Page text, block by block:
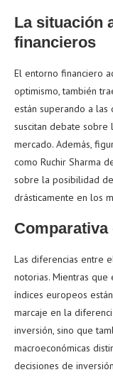
La situación
financieros
El entorno financiero
optimismo, también
están superando a
suscitan debate
mercado. Además,
como Ruchir Sharma
sobre la posibilidad
drásticamente en los
Las diferencias entre
notorias. Mientras
índices europeos
marcaje en la
inversión, sino que
macroeconómicas
decisiones de